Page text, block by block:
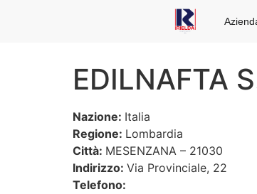
EDILNAFTA
Nazione: Italia
Regione: Lombardia
Città: MESENZANA – 21030
Indirizzo: Via Provinciale, 22
Telefono: